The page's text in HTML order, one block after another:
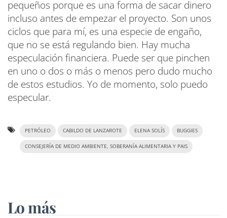
pequeños porque es una forma de sacar dinero
incluso antes de empezar el proyecto. Son unos
ciclos que para mí, es una especie de engaño,
que no se está regulando bien. Hay mucha
especulación financiera. Puede ser que pinchen
en uno o dos o más o menos pero dudo mucho
de estos estudios. Yo de momento, solo puedo
especular.
PETRÓLEO CABILDO DE LANZAROTE ELENA SOLÍS BUGGIES
CONSEJERÍA DE MEDIO AMBIENTE, SOBERANÍA ALIMENTARIA Y PAIS
Lo más